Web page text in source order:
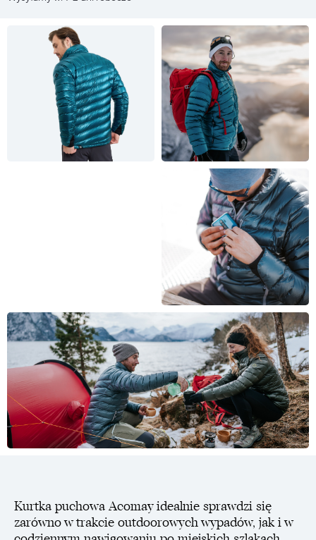
Kurtka puchowa Acomay idealnie sprawdzi się
zarówno w trakcie outdoorowych wypadów, jak i w